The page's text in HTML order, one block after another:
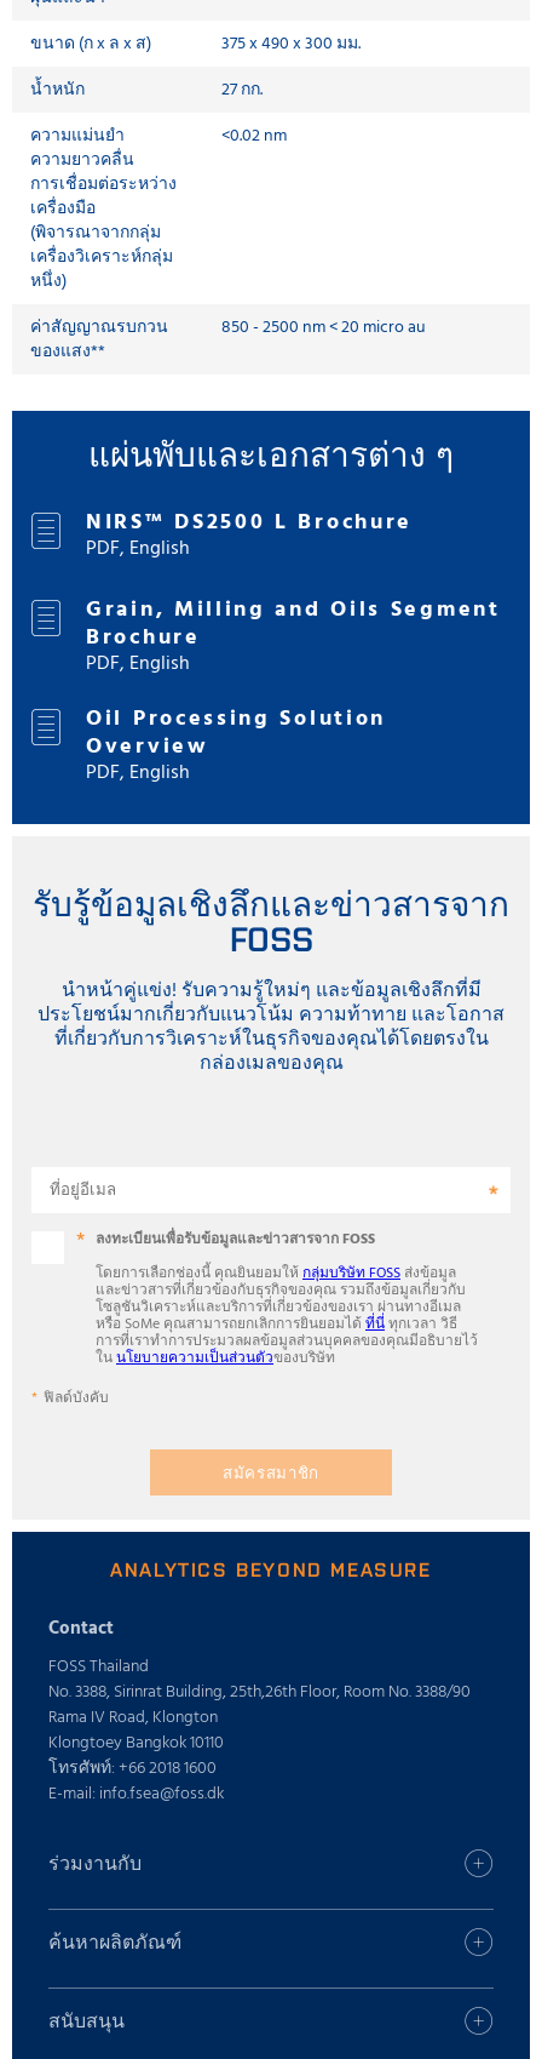
ขนาด (ก x ล x ส)
375 x 490 x 300 มม.
น้ำหนัก
27 กก.
ความแม่นยำ
ความยาวคลื่น
การเชื่อมต่อระหว่าง
เครื่องมือ
(พิจารณาจากกลุ่ม
เครื่องวิเคราะห์กลุ่ม
หนึ่ง)
<0.02 nm
ค่าสัญญาณรบกวน
ของแสง**
850 - 2500 nm < 20 micro au
แผ่นพับและเอกสารต่าง ๆ
NIRS™ DS2500 L Brochure
PDF, English
Grain, Milling and Oils Segment
Brochure
PDF, English
Oil Processing Solution
Overview
PDF, English
รับรู้ข้อมูลเชิงลึกและข่าวสารจาก
FOSS
นำหน้าคู่แข่ง! รับความรู้ใหม่ๆ และข้อมูลเชิงลึกที่มี
ประโยชน์มากเกี่ยวกับแนวโน้ม ความท้าทาย และโอกาส
ที่เกี่ยวกับการวิเคราะห์ในธุรกิจของคุณได้โดยตรงใน
กล่องเมลของคุณ
ที่อยู่อีเมล
ลงทะเบียนเพื่อรับข้อมูลและข่าวสารจาก FOSS
โดยการเลือกช่องนี้ คุณยินยอมให้กลุ่มบริษัท FOSS ส่งข้อมูล
และข่าวสารที่เกี่ยวข้องกับธุรกิจของคุณ รวมถึงข้อมูลเกี่ยวกับ
โซลูชันวิเคราะห์และบริการที่เกี่ยวข้องของเรา ผ่านทางอีเมล
หรือ SoMe คุณสามารถยกเลิกการยินยอมได้ที่นี่ทุกเวลา วิธี
การที่เราทำการประมวลผลข้อมูลส่วนบุคคลของคุณมีอธิบายไว้
ในนโยบายความเป็นส่วนตัวของบริษัท
ฟิลด์บังคับ
สมัครสมาชิก
ANALYTICS BEYOND MEASURE
Contact
FOSS Thailand
No. 3388, Sirinrat Building, 25th,26th Floor, Room No. 3388/90
Rama IV Road, Klongton
Klongtoey Bangkok 10110
โทรศัพท์: +66 2018 1600
E-mail: info.fsea@foss.dk
ร่วมงานกับ
อาชีพ
ค้นหาสำนักงาน FOSS ของคุณ
ตำแหน่งงาน
รู้จัก FOSS
ค้นหาผลิตภัณฑ์
ค้นหาผลิตภัณฑ์
บริการดิจิตอล
สนับสนุน